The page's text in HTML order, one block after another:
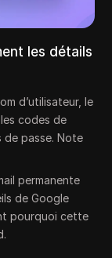
les détails
d’utilisateur, le
codes de
de passe. Note
permanente
de Google
pourquoi cette